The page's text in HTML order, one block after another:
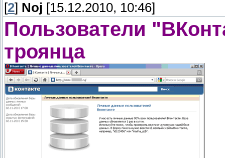
[2] Noj [15.12.2010, 10:46]
Пользователи
троянца